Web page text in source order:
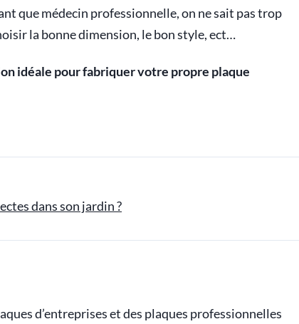
que médecin professionnelle, on ne sait pas trop
la bonne dimension, le bon style, ect…
idéale pour fabriquer votre propre plaque
dans son jardin ?
d’entreprises et des plaques professionnelles